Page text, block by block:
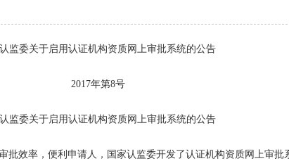
监委关于启用认证机构资质网上审批系统的公告
2017年第8号
监委关于启用认证机构资质网上审批系统的公告
批效率，便利申请人，国家认监委开发了认证机构资质网上审批